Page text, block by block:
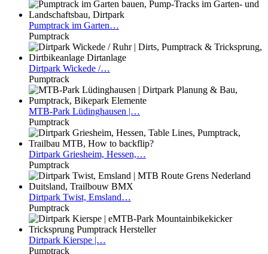
Pumptrack im Garten…
Pumptrack
Dirtpark Wickede /…
Pumptrack
MTB-Park Lüdinghausen |…
Pumptrack
Dirtpark Griesheim, Hessen,…
Pumptrack
Dirtpark Twist, Emsland…
Pumptrack
Dirtpark Kierspe |…
Pumptrack